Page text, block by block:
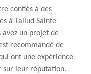
confiés à des
à Tallud Sainte
avez un projet de
recommandé de
ont une expérience
sur leur réputation.